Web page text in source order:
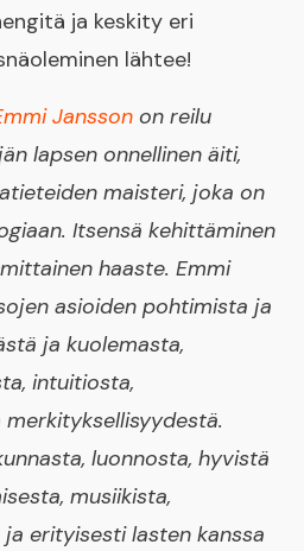
ja keskity eri
lähtee!
Jansson on reilu
lapsen onnellinen äiti,
maisteri, joka on
Itsensä kehittäminen
haaste. Emmi
asioiden pohtimista ja
ja kuolemasta,
intuitiosta,
luonnosta, hyvistä
musiikista,
erityisesti lasten kanssa